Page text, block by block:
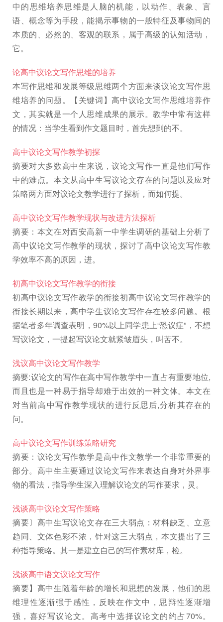
中的思维培养思维是人脑的机能，以动作、表象、言
语、概念等为手段，能揭示事物的一般特征及事物间的
本质的、必然的、客观的联系，属于高级的认知活动，
它。
论高中议论文写作思维的培养
本写作思维和发展等级思维两个方面来谈议论文写作思
维培养的问题。【关键词】高中议论文写作思维培养作
文，其实就是一个人思维成果的展示。教学中常有这样
的情况：当学生看到作文题目时，首先想到的不。
高中议论文写作教学初探
摘要对大多数高中生来说，议论文写作一直是他们写作
中的难点。本文从高中生写议论文存在的问题以及应对
策略两方面对议论文教学进行了探析，而如何提。
高中议论文写作教学现状与改进方法探析
摘要：本文在对西安高新一中学生调研的基础上分析了
高中议论文写作教学的现状，探讨了高中议论文写作教
学效率不高的原因，进。
初高中议论文写作教学的衔接
初高中议论文写作教学的衔接初高中议论文写作教学的
衔接长期以来，高中学生议论文写作存在较多问题。根
据笔者多年调查表明，90%以上同学患上“恐议症”，不想
写议论文，一提起写议论文就紧皱眉头，叫苦不。
浅议高中议论文写作教学
摘要:议论文的写作在高中写作教学中一直占有重要地位,
而且也是一种易于指导却难于出效的一种文体。本文在
对当前高中写作教学现状的进行反思后,分析其存在的
问。
高中议论文写作训练策略研究
摘要：议论文写作教学是高中作文教学一个非常重要的
部分。高中生主要通过议论文写作来表达自身对外界事
物的看法，指导学生深入理解议论文的写作要求，灵。
浅谈高中议论文写作策略
摘要〕高中生写议论文存在三大弱点：材料缺乏、立意
趋同、文体色彩不浓，针对这三大弱点，本文提出了三
种指导策略。其一是建立自己的写作素材库，检。
浅谈高中语文议论文写作
摘要】高中生随着年龄的增长和思想的发展，他们的思
维理性逐渐强于感性，反映在作文中，思辩性逐渐增
强，喜好写议论文。高考中选择议论文的约占70%。